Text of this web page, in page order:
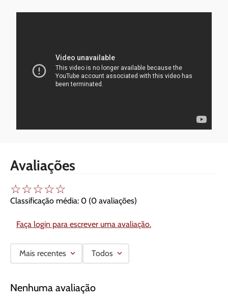
Avaliações
☆☆☆☆☆
Classificação média: 0 (0 avaliações)
Faça login para escrever uma avaliação.
Mais recentes Todos
Nenhuma avaliação